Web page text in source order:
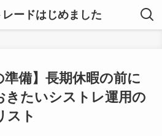
ードはじめました
準備】長期休暇の前に
きたいシストレ運用の
スト